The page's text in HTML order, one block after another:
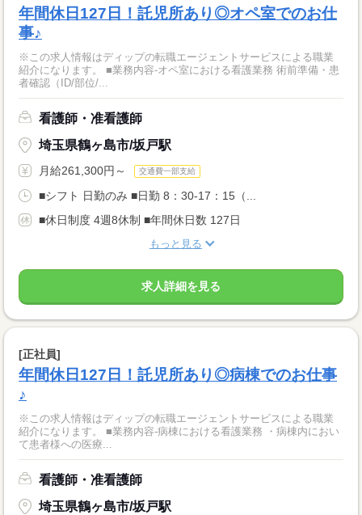
年間休日127日！託児所あり◎オペ室でのお仕
事♪
※この求人情報はディップの転職エージェントサービスによる職業
紹介になります。 ■業務内容‐オペ室における看護業務 術前準備・患
者確認（ID/部位/...
看護師・准看護師
埼玉県鶴ヶ島市/坂戸駅
月給261,300円～ 交通費一部支給
■シフト 日勤のみ ■日勤 8：30-17：15（...
■休日制度 4週8休制 ■年間休日数 127日
もっと見る
求人詳細を見る
[正社員]
年間休日127日！託児所あり◎病棟でのお仕事
♪
※この求人情報はディップの転職エージェントサービスによる職業
紹介になります。 ■業務内容‐病棟における看護業務 ・病棟内におい
て患者様への医療...
看護師・准看護師
埼玉県鶴ヶ島市/坂戸駅